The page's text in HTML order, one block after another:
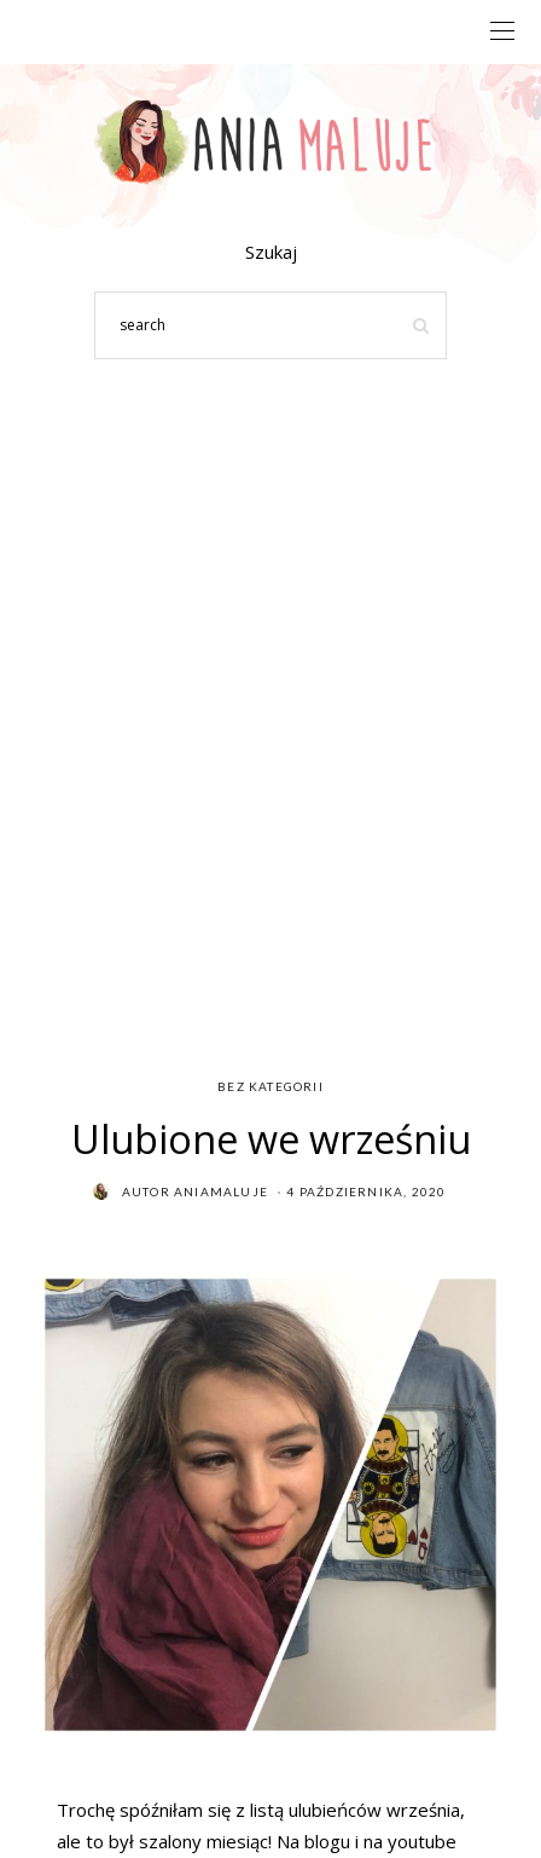
Szukaj
BEZ KATEGORII
Ulubione we wrześniu
AUTOR ANIAMALUJE
POSTED
4 PAŹDZIERNIKA, 2020
Trochę spóźniłam się z listą ulubieńców września,
ale to był szalony miesiąc! Na blogu i na youtube